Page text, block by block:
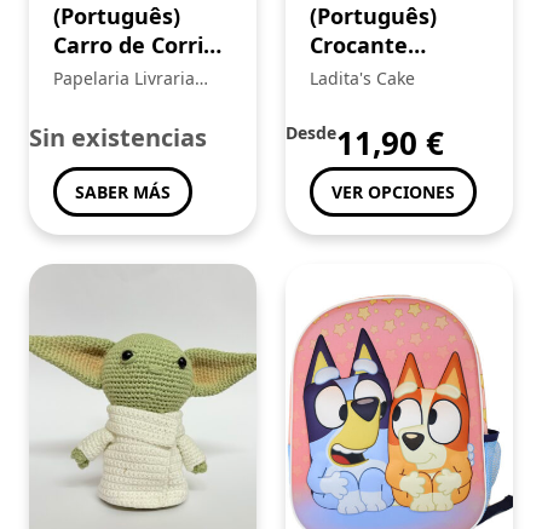
(Português)
Carro de Corrida
Ferrari SF-24
Papelaria Livraria
Sin existencias
SABER MÁS
(Português)
Crocante
chocolate
Ladita's Cake
Desde11,90 €
VER OPCIONES